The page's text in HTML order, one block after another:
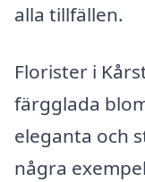
alla tillfällen.
Florister i
färgglada
eleganta och
några